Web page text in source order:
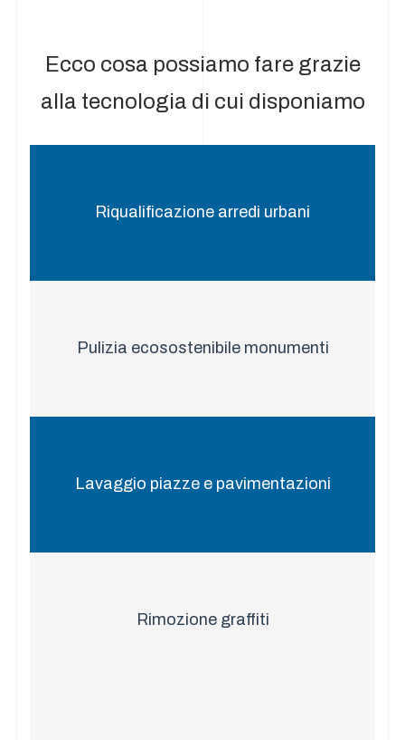
Ecco cosa possiamo fare grazie
alla tecnologia di cui disponiamo
Riqualificazione arredi urbani
Pulizia ecosostenibile monumenti
Lavaggio piazze e pavimentazioni
Rimozione graffiti